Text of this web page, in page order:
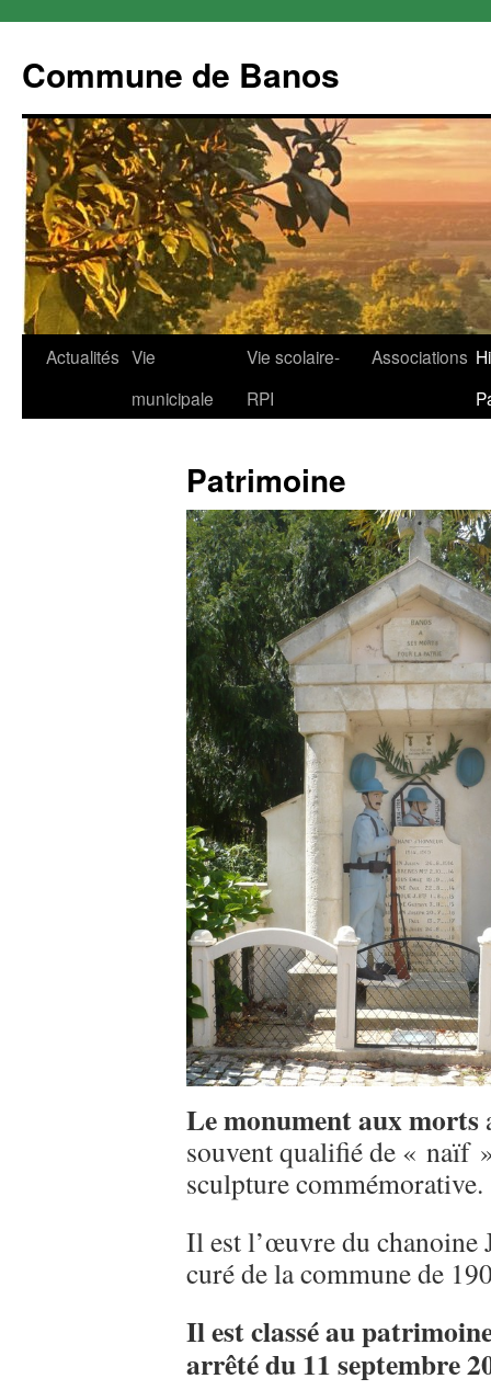
Commune de Banos
Aller
Actualités Vie
municipale
Vie scolaire-
RPI
Associations
Patrimoine
Le monument aux morts
souvent qualifié de « naïf
sculpture commémorative.
Il est l’œuvre du chanoine
curé de la commune de
Il est classé au
arrêté du 11 septembre